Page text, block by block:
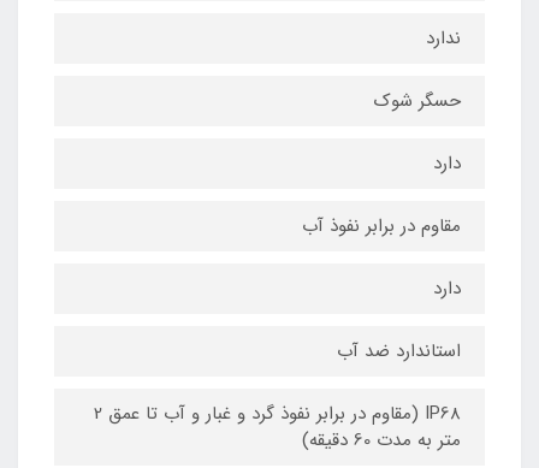
ندارد
حسگر شوک
دارد
مقاوم در برابر نفوذ آب
دارد
استاندارد ضد آب
IP68 (مقاوم در برابر نفوذ گرد و غبار و آب تا عمق 2
متر به مدت 60 دقیقه)